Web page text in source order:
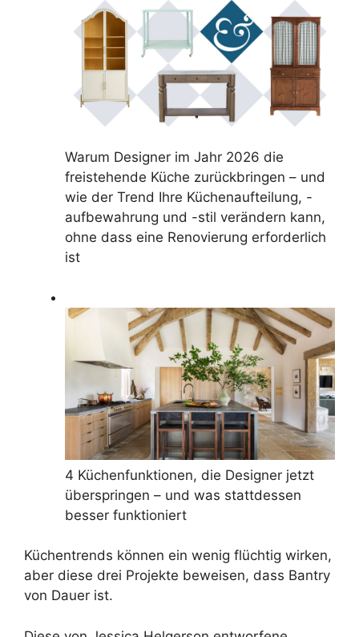
Warum Designer im Jahr 2026 die
freistehende Küche zurückbringen – und
wie der Trend Ihre Küchenaufteilung, -
aufbewahrung und -stil verändern kann,
ohne dass eine Renovierung erforderlich
ist
4 Küchenfunktionen, die Designer jetzt
überspringen – und was stattdessen
besser funktioniert
Küchentrends können ein wenig flüchtig wirken,
aber diese drei Projekte beweisen, dass Bantry
von Dauer ist.